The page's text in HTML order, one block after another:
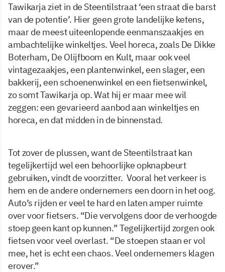
Tawikarja ziet in de Steentilstraat ‘een straat die barst
van de potentie’. Hier geen grote landelijke ketens,
maar de meest uiteenlopende eenmanszaakjes en
ambachtelijke winkeltjes. Veel horeca, zoals De Dikke
Boterham, De Olijfboom en Kult, maar ook veel
vintagezaakjes, een plantenwinkel, een slager, een
bakkerij, een schoenenwinkel en een fietsenwinkel,
zo somt Tawikarja op. Wat hij er maar mee wil
zeggen: een gevarieerd aanbod aan winkeltjes en
horeca, en dat midden in de binnenstad.
Tot zover de plussen, want de Steentilstraat kan
tegelijkertijd wel een behoorlijke opknapbeurt
gebruiken, vindt de voorzitter. Vooral het verkeer is
hem en de andere ondernemers een doorn in het oog.
Auto’s rijden er veel te hard en laten amper ruimte
over voor fietsers. “Die vervolgens door de verhoogde
stoep geen kant op kunnen.” Tegelijkertijd zorgen ook
fietsen voor veel overlast. “De stoepen staan er vol
mee, het is echt een chaos. Veel ondernemers klagen
erover.”